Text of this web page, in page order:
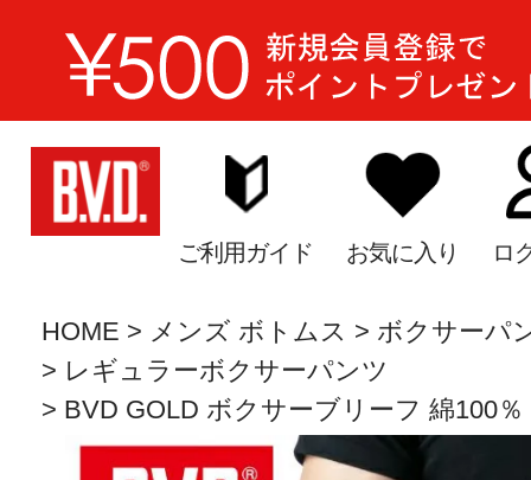
ご利用ガイド お気に入り ロ
HOME メンズ ボトムス
ボクサーパ
レギュラーボクサーパンツ
BVD GOLD ボクサーブリーフ 綿100